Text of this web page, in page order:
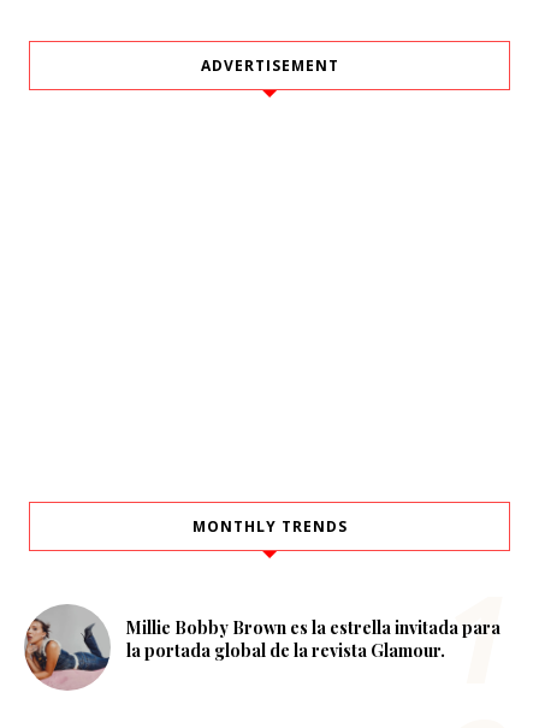
ADVERTISEMENT
MONTHLY TRENDS
Millie Bobby Brown es la estrella invitada para
la portada global de la revista Glamour.